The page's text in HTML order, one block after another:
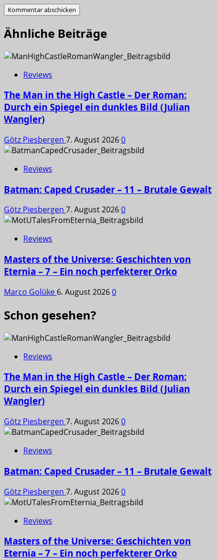
Ähnliche Beiträge
Reviews
The Man in the High Castle – Der Roman:
Durch ein Spiegel ein dunkles Bild (Julian
Wangler)
Götz Piesbergen 7. August 20260
Reviews
Batman: Caped Crusader – 11 – Brutale Gewalt
Götz Piesbergen 7. August 20260
Reviews
Masters of the Universe: Geschichten von
Eternia – 7 – Ein noch perfekterer Orko
Marco Golüke 6. August 20260
Schon gesehen?
Reviews
The Man in the High Castle – Der Roman:
Durch ein Spiegel ein dunkles Bild (Julian
Wangler)
Götz Piesbergen 7. August 20260
Reviews
Batman: Caped Crusader – 11 – Brutale Gewalt
Götz Piesbergen 7. August 20260
Reviews
Masters of the Universe: Geschichten von
Eternia – 7 – Ein noch perfekterer Orko